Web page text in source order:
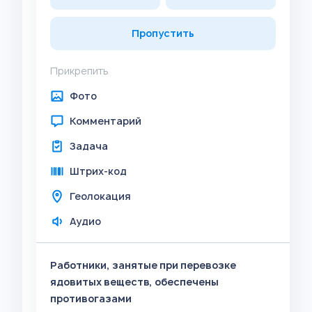
Пропустить
Прикрепить
Фото
Комментарий
Задача
Штрих-код
Геолокация
Аудио
Работники, занятые при перевозке
ядовитых веществ, обеспечены
противогазами